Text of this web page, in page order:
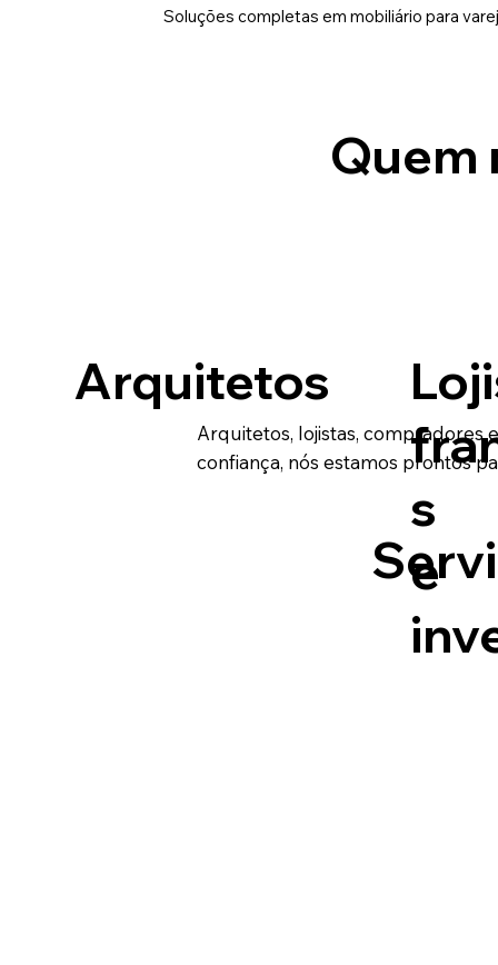
Soluções completas em mobiliário para
Arquitetos
Quem
Arquitetos, lojistas, compradores
confiança, nós estamos prontos
s
e